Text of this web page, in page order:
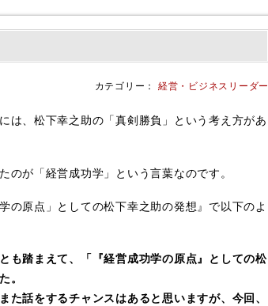
カテゴリー： 経営・ビジネスリーダー
、松下幸之助の「真剣勝負」という考え方があ
が「経営成功学」という言葉なのです。
原点」としての松下幸之助の発想』で以下のよ
も踏まえて、「『経営成功学の原点』としての松
。
話をするチャンスはあると思いますが、今回、